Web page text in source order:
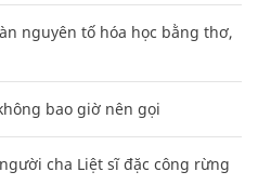
nguyên tố hóa học bằng thơ,
bao giờ nên gọi
cha Liệt sĩ đặc công rừng